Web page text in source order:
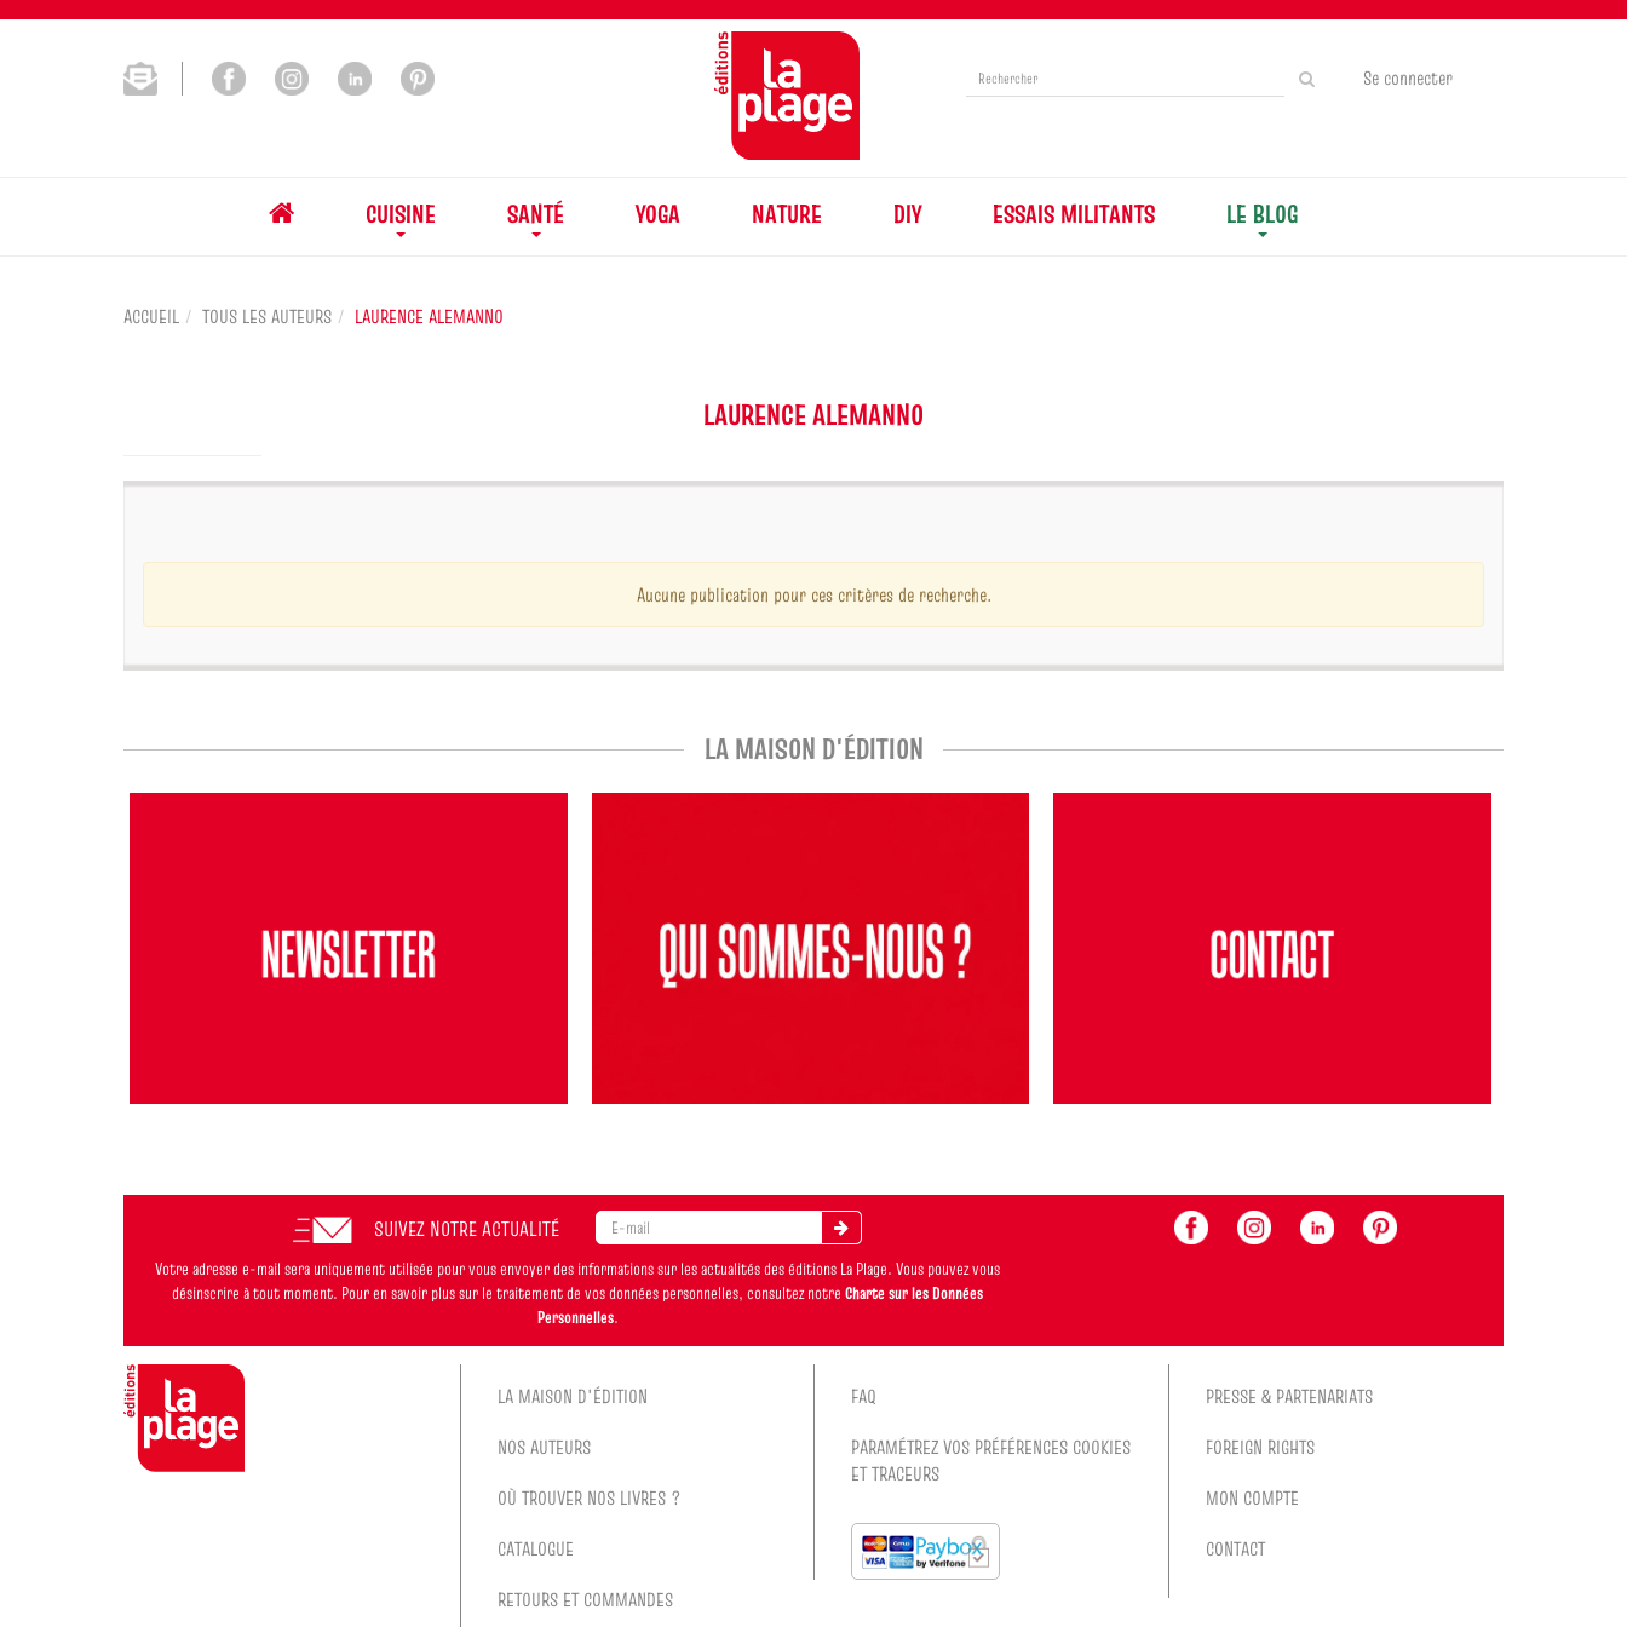
Se connecter
CUISINE SANTÉ YOGA NATURE DIY ESSAIS MILITANTS LE BLOG
ACCUEIL TOUS LES AUTEURS LAURENCE ALEMANNO
LAURENCE ALEMANNO
Aucune publication pour ces critères de recherche.
LA MAISON D'ÉDITION
SUIVEZ NOTRE ACTUALITÉ
Votre adresse e-mail sera uniquement utilisée pour vous envoyer des informations sur les actualités des éditions La Plage. Vous pouvez vous
désinscrire à tout moment. Pour en savoir plus sur le traitement de vos données personnelles, consultez notre Charte sur les Données
Personnelles.
LA MAISON D'ÉDITION
NOS AUTEURS
OÙ TROUVER NOS LIVRES ?
CATALOGUE
RETOURS ET COMMANDES
FAQ
PARAMÉTREZ VOS PRÉFÉRENCES COOKIES
ET TRACEURS
PRESSE & PARTENARIATS
FOREIGN RIGHTS
MON COMPTE
CONTACT